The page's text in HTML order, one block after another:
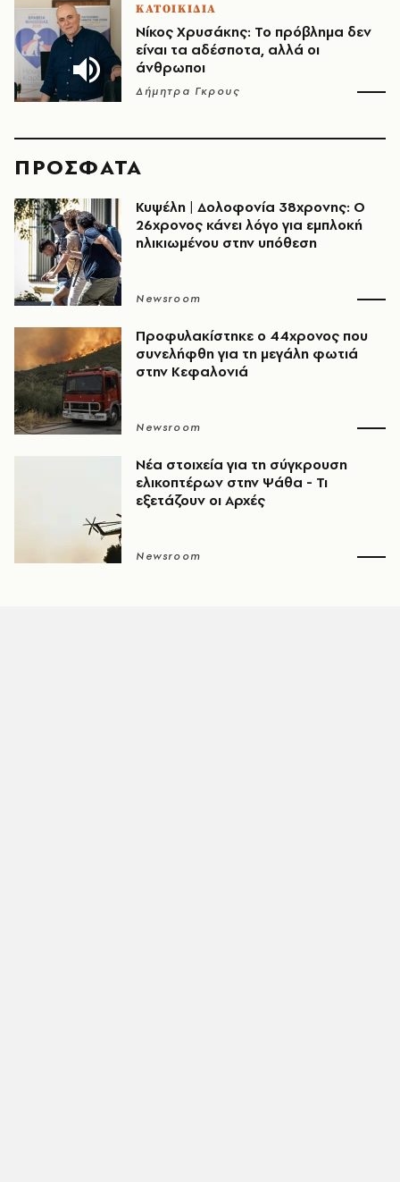
ΚΑΤΟΙΚΙΔΙΑ
Νίκος Χρυσάκης: Το πρόβλημα δεν
είναι τα αδέσποτα, αλλά οι
άνθρωποι
Δήμητρα Γκρους
ΠΡΟΣΦΑΤΑ
Κυψέλη | Δολοφονία 38χρονης: Ο
26χρονος κάνει λόγο για εμπλοκή
ηλικιωμένου στην υπόθεση
Newsroom
Προφυλακίστηκε ο 44χρονος που
συνελήφθη για τη μεγάλη φωτιά
στην Κεφαλονιά
Newsroom
Νέα στοιχεία για τη σύγκρουση
ελικοπτέρων στην Ψάθα - Τι
εξετάζουν οι Αρχές
Newsroom